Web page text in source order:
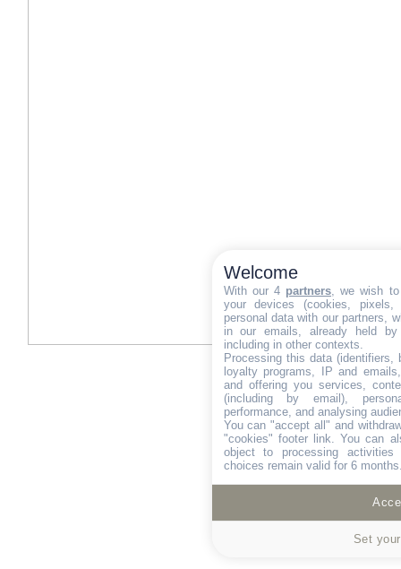
Welcome
With our 4 partners , we wish
your devices (cookies,
personal data with our partners,
in our emails, already held
including in other contexts.
Processing this data (identifiers,
loyalty programs, IP and
and offering you services,
(including by email),
performance, and analysing
You can "accept all" and
"cookies" footer link . You can
object to processing
choices remain valid for 6
Set